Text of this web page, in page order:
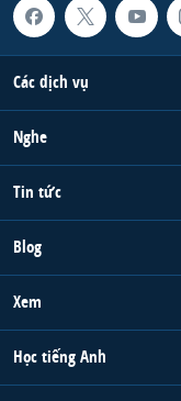
Các dịch vụ
Nghe
Tin tức
Blog
Xem
Học tiếng Anh